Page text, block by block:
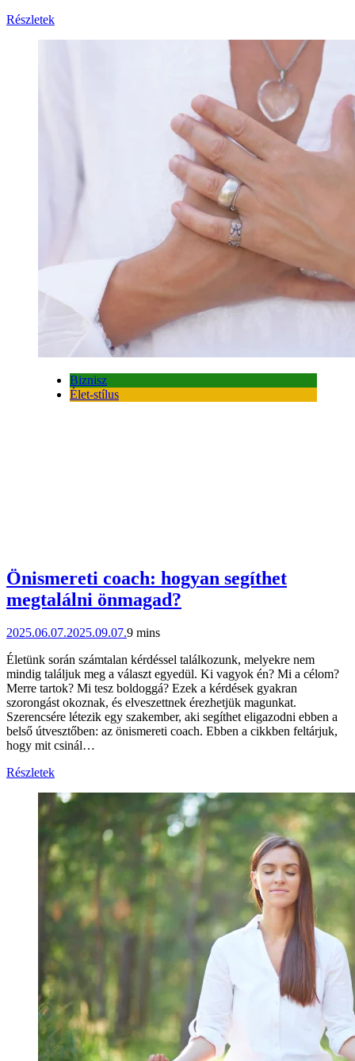
Részletek
Biznisz
Élet-stílus
Önismereti coach: hogyan segíthet
megtalálni önmagad?
2025.06.07.2025.09.07.9 mins
Életünk során számtalan kérdéssel találkozunk, melyekre nem
mindig találjuk meg a választ egyedül. Ki vagyok én? Mi a célom?
Merre tartok? Mi tesz boldoggá? Ezek a kérdések gyakran
szorongást okoznak, és elveszettnek érezhetjük magunkat.
Szerencsére létezik egy szakember, aki segíthet eligazodni ebben a
belső útvesztőben: az önismereti coach. Ebben a cikkben feltárjuk,
hogy mit csinál…
Részletek